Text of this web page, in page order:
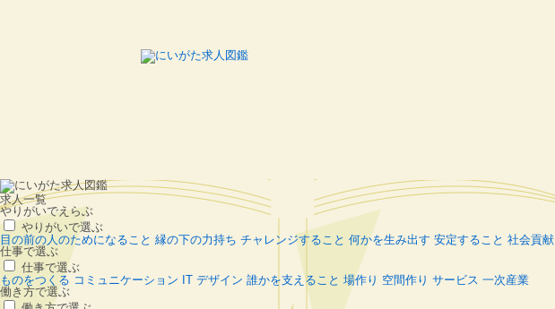
求人一覧
やりがいでえらぶ
やりがいで選ぶ
目の前の人のためになること 縁の下の力持ち チャレンジすること 何かを生み出す 安定すること 社会貢献
仕事で選ぶ
仕事で選ぶ
ものをつくる コミュニケーション IT デザイン 誰かを支えること 場作り 空間作り サービス 一次産業
働き方で選ぶ